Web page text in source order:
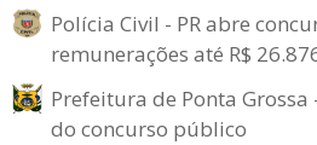
Polícia Civil - PR abre
remunerações até R$
Prefeitura de Ponta
do concurso público